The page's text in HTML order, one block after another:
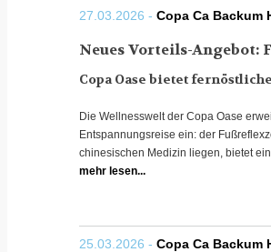
27.03.2026 - Copa Ca Backum
Neues Vorteils-Angebot:
Copa Oase bietet
Die Wellnesswelt der Copa Oase
Entspannungsreise ein: der
chinesischen Medizin liegen, bietet
mehr lesen...
25.03.2026 - Copa Ca Backum